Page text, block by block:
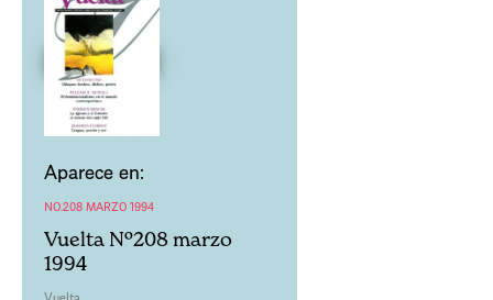
Aparece en:
NO.208 MARZO 1994
Vuelta Nº208 marzo
1994